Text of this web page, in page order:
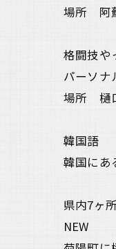
場所 阿
格闘技や
パーソナ
場所 樋
韓国語
韓国にあ
県内7ヶ所
NEW